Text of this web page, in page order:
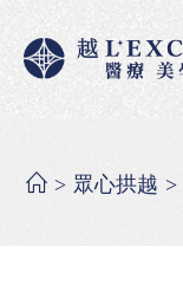
> 眾心拱越 >